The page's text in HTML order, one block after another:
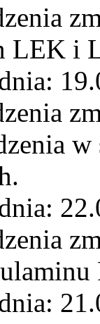
LEK i